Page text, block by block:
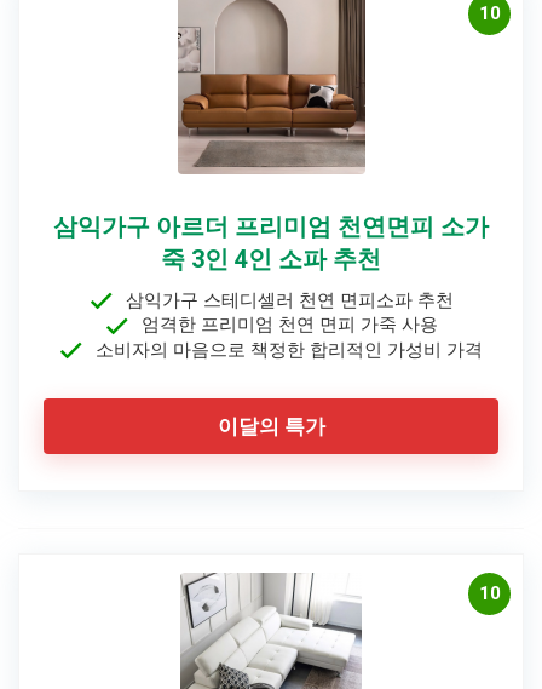
10
삼익가구 아르더 프리미엄 천연면피 소가
죽 3인 4인 소파 추천
삼익가구 스테디셀러 천연 면피소파 추천
엄격한 프리미엄 천연 면피 가죽 사용
소비자의 마음으로 책정한 합리적인 가성비 가격
이달의 특가
10